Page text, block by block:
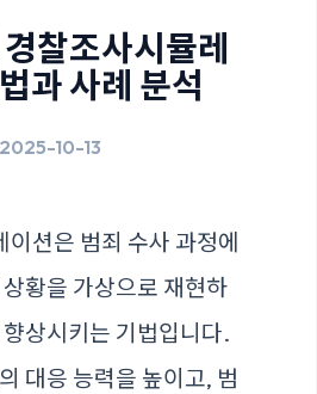
찰조사시뮬레
과 사례 분석
2025-10-13
션은 범죄 수사 과정에
황을 가상으로 재현하
상시키는 기법입니다.
대응 능력을 높이고, 범